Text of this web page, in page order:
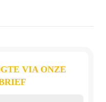
VIA ONZE